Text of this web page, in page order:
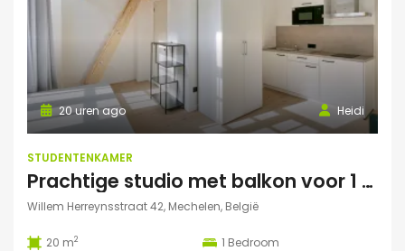
Heidi
20 uren ago
STUDENTENKAMER
Prachtige studio met balkon voor 1 student(e)!
Willem Herreynsstraat 42, Mechelen, België
20 m2 1 Bedroom